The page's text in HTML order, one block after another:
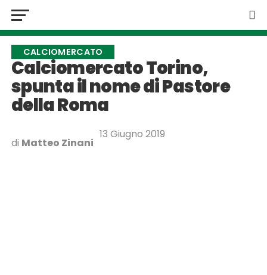
CALCIOMERCATO
Calciomercato Torino,
spunta il nome di Pastore
della Roma
di Matteo Zinani
13 Giugno 2019